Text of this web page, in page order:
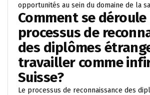
opportunités au sein du domaine de la
Comment se déroule
processus de
des diplômes
travailler comme
Suisse?
Le processus de reconnaissance des